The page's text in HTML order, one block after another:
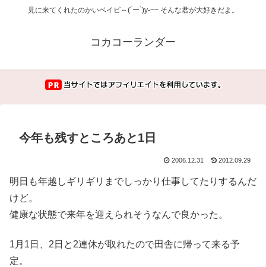
見に来てくれたのかいベイビ～(´ー`)y-~~ そんな君が大好きだよ。
コカコーランダー
今年も残すところあと1日
2006.12.31 2012.09.29
明日も年越しギリギリまでしっかり仕事してたりするんだ
けど。
健康な状態で来年を迎えられそうなんで良かった。
1月1日、2日と2連休が取れたので田舎に帰って来る予
定。